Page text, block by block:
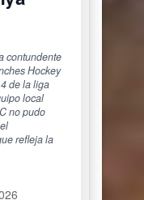
contundente
Hockey
de la liga
local
no pudo
refleja la